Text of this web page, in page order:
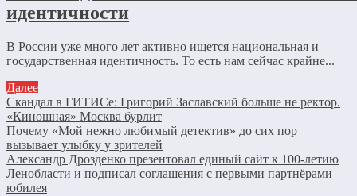
идентичности
В России уже много лет активно ищется национальная и
государственная идентичность. То есть нам сейчас крайне...
Далее
Скандал в ГИТИСе: Григорий Заславский больше не ректор.
«Киношная» Москва бурлит
Почему «Мой нежно любимый детектив» до сих пор
вызывает улыбку у зрителей
Александр Дрозденко презентовал единый сайт к 100-летию
Ленобласти и подписал соглашения с первыми партнёрами
юбилея